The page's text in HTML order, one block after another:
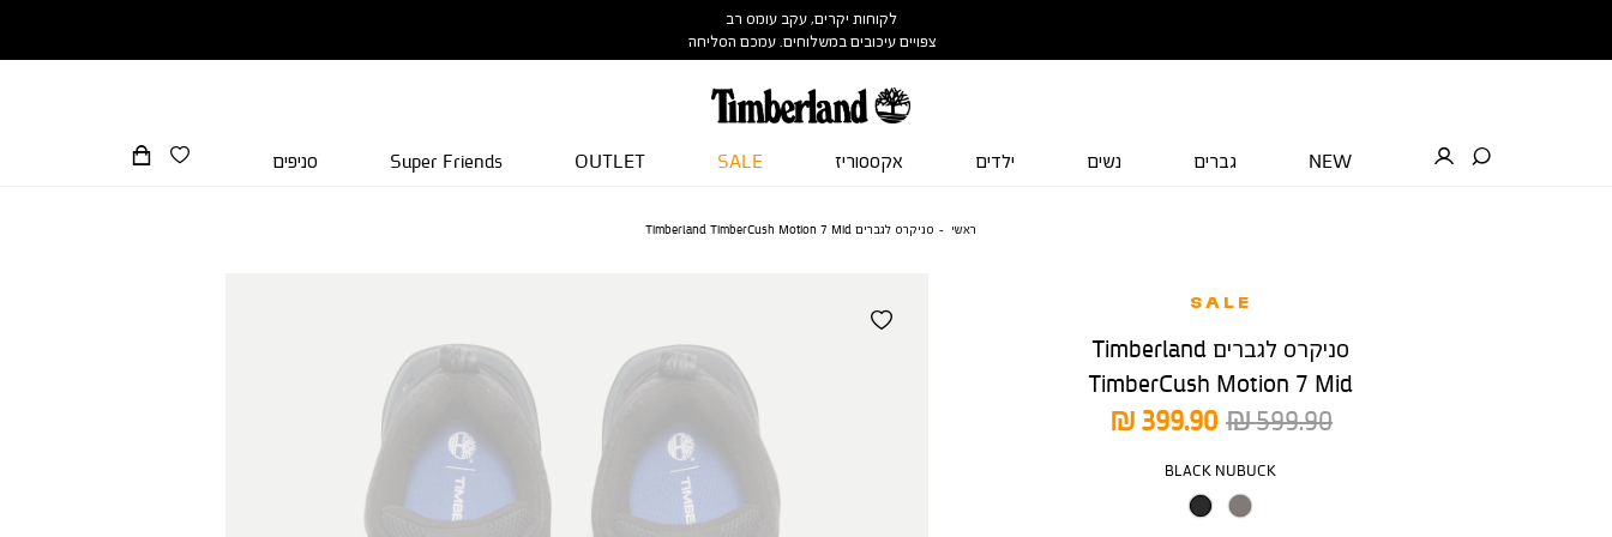
לקוחות יקרים, עקב עומס רב
צפויים עיכובים במשלוחים. עמכם הסליחה
NEW גברים נשים ילדים אקססוריז SALE
OUTLET
Super Friends סניפים
ראשי סניקרס לגברים Timberland TimberCush Motion 7 Mid
SALE
סניקרס לגברים Timberland
TimberCush Motion 7 Mid
מחיר
מוצר
399.90 ₪
מחיר
599.90 ₪
צבע
BLACK NUBUCK